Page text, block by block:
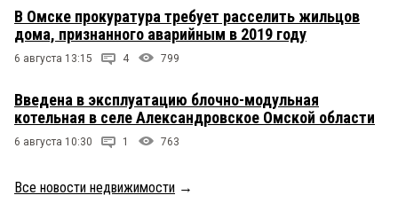
В Омске прокуратура требует расселить жильцов
дома, признанного аварийным в 2019 году
6 августа 13:15 4 799
Введена в эксплуатацию блочно-модульная
котельная в селе Александровское Омской области
6 августа 10:30 1 763
Все новости недвижимости →